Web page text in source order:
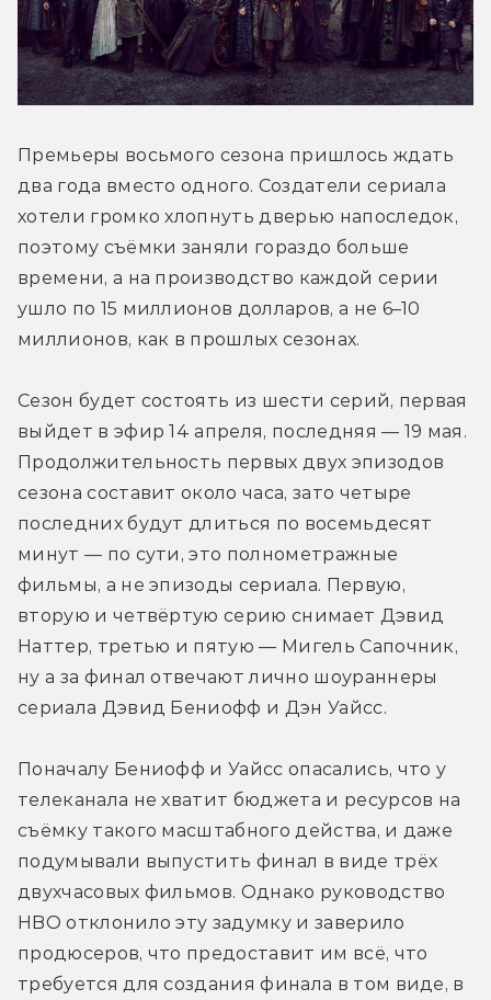
Премьеры восьмого сезона пришлось ждать
два года вместо одного. Создатели сериала
хотели громко хлопнуть дверью напоследок,
поэтому съёмки заняли гораздо больше
времени, а на производство каждой серии
ушло по 15 миллионов долларов, а не 6–10
миллионов, как в прошлых сезонах.
Сезон будет состоять из шести серий, первая
выйдет в эфир 14 апреля, последняя — 19 мая.
Продолжительность первых двух эпизодов
сезона составит около часа, зато четыре
последних будут длиться по восемьдесят
минут — по сути, это полнометражные
фильмы, а не эпизоды сериала. Первую,
вторую и четвёртую серию снимает Дэвид
Наттер, третью и пятую — Мигель Сапочник,
ну а за финал отвечают лично шоураннеры
сериала Дэвид Бениофф и Дэн Уайсс.
Поначалу Бениофф и Уайсс опасались, что у
телеканала не хватит бюджета и ресурсов на
съёмку такого масштабного действа, и даже
подумывали выпустить финал в виде трёх
двухчасовых фильмов. Однако руководство
HBO отклонило эту задумку и заверило
продюсеров, что предоставит им всё, что
требуется для создания финала в том виде, в